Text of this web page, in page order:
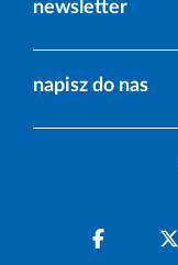
newsletter
napisz do nas